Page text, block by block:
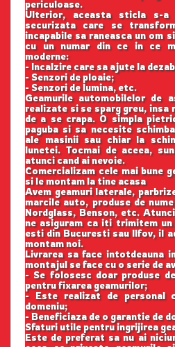
periculoase.
Ulterior, aceasta sticla s-
securizata care se
incapabile sa raneasca un om
cu un numar din ce in ce
moderne:
- Incalzire care sa ajute la
- Senzori de ploaie;
- Senzori de lumina, etc.
Geamurile automobilelor de
realizate si se sparg greu,
de a se crapa. O simpla
paguba si sa necesite
ale masinii sau chiar la
lunetei. Tocmai de aceea,
atunci cand ai nevoie.
Comercializam cele mai bune
si le montam la tine acasa
Avem geamuri laterale,
marcile auto, produse de
Nordglass, Benson, etc.
ne asiguram ca iti trimitem
esti din Bucuresti sau Ilfov, il
montam noi.
Livrarea sa face intotdeauna
montajul se face cu o serie de
- Se folosesc doar produse
pentru fixarea geamurilor;
- Este realizat de personal
domeniu;
- Beneficiaza de o garantie de
Sfaturi utile pentru ingrijirea
Este de preferat sa nu ai